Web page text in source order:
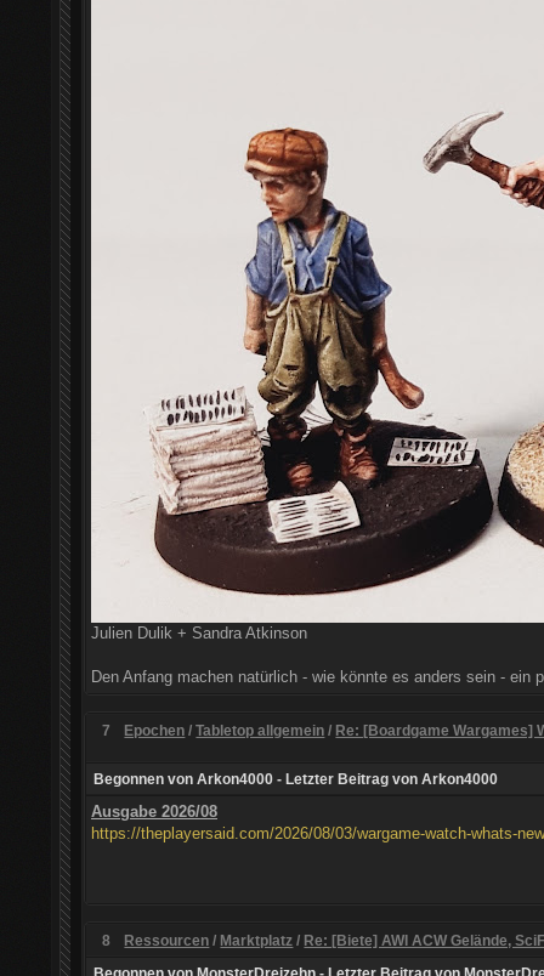
Julien Dulik + Sandra Atkinson
Den Anfang machen natürlich - wie könnte es anders sein - ein
7 Epochen /Tabletop allgemein / Re: [Boardgame Wargames]
Begonnen von Arkon4000 - Letzter Beitrag von Arkon4000
Ausgabe 2026/08
https://theplayersaid.com/2026/08/03/wargame-watch-whats-
8 Ressourcen / Marktplatz / Re: [Biete] AWI ACW Gelände,
Begonnen von MonsterDreizehn - Letzter Beitrag von